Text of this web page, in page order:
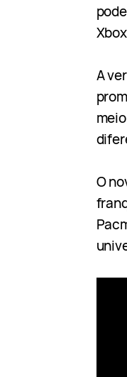
A
O